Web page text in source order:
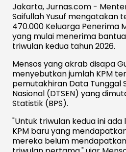
Jakarta, Jurnas.com -
Saifullah Yusuf mengatakan
470.000 Keluarga Penerima
yang mulai menerima
triwulan kedua tahun 2026.
Mensos yang akrab disapa
menyebutkan jumlah KPM
pemutakhiran Data Tunggal
Nasional (DTSEN) yang
Statistik (BPS).
"Untuk triwulan kedua ini ada
KPM baru yang
mereka belum